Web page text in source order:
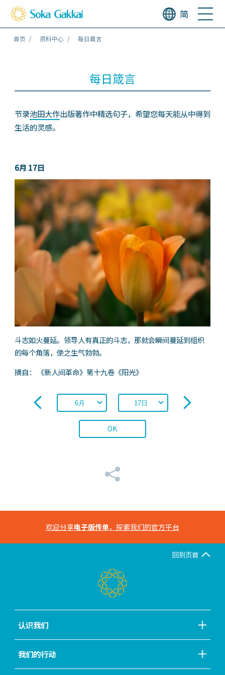
简
首页 资料中心 每日箴言
每日箴言
节录池田大作出版著作中精选句子，希望您每天能从中得到
生活的灵感。
6月 17日
斗志如火蔓延。领导人有真正的斗志，那就会瞬间蔓延到组织
的每个角落，使之生气勃勃。
摘自： 《新人间革命》第十九卷《阳光》
OK
欢迎分享电子版传单，探索我们的官方平台
回到页首
认识我们
我们的行动